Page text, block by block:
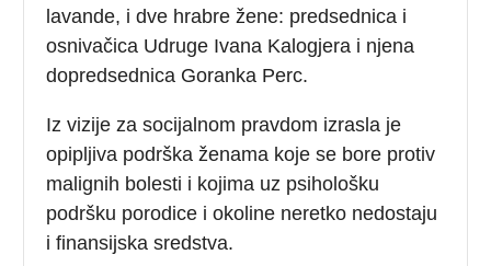
lavande, i dve hrabre žene: predsednica i
osnivačica Udruge Ivana Kalogjera i njena
dopredsednica Goranka Perc.
Iz vizije za socijalnom pravdom izrasla je
opipljiva podrška ženama koje se bore protiv
malignih bolesti i kojima uz psihološku
podršku porodice i okoline neretko nedostaju
i finansijska sredstva.